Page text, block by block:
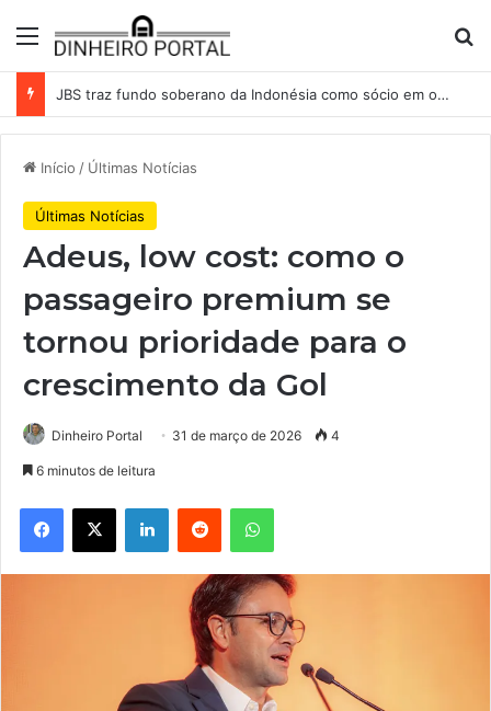
Menu
JBS traz fundo soberano da Indonésia como sócio em operação de US$ 2,5 bilhões
Início / Últimas Notícias
Últimas Notícias
Adeus, low cost: como o
passageiro premium se
tornou prioridade para o
crescimento da Gol
Dinheiro Portal 31 de março de 2026 4
6 minutos de leitura
Facebook
X LinkedinReddit WhatsApp